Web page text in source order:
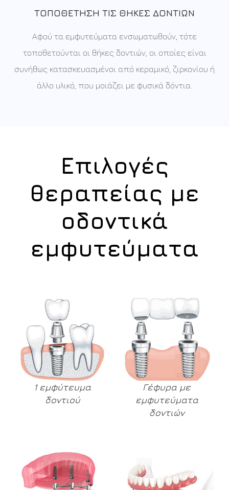
ΤΟΠΟΘΈΤΗΣΗ ΤΙΣ ΘΉΚΕΣ ΔΟΝΤΙΏΝ
Αφού τα εμφυτεύματα ενσωματωθούν, τότε
τοποθετούνται οι θήκες δοντιών, οι οποίες είναι
συνήθως κατασκευασμένοι από κεραμικό, ζιρκονίου ή
άλλο υλικό, που μοιάζει με φυσικά δόντια.
Επιλογές
θεραπείας με
οδοντικά
εμφυτεύματα
1 εμφύτευμα
δοντιού
Γέφυρα με
εμφυτεύματα
δοντιών